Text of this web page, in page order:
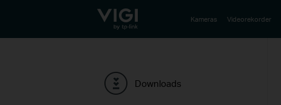
TP-Link, Reliably Smart Kameras Videorekorder
Downloads